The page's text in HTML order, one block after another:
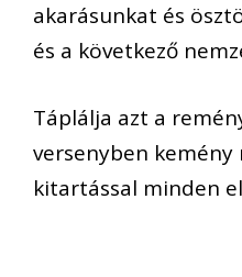
akarásunkat és
és a következő
Táplálja azt a
versenyben kemény
kitartással minden